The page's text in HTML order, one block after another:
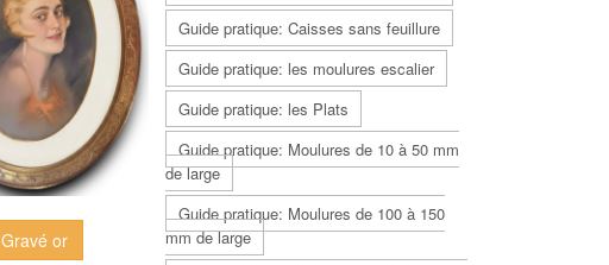
Gravé or
Guide pratique: Caisses sans feuillure
Guide pratique: les moulures escalier
Guide pratique: les Plats
Guide pratique: Moulures de 10 à 50 mm
de large
Guide pratique: Moulures de 100 à 150
mm de large